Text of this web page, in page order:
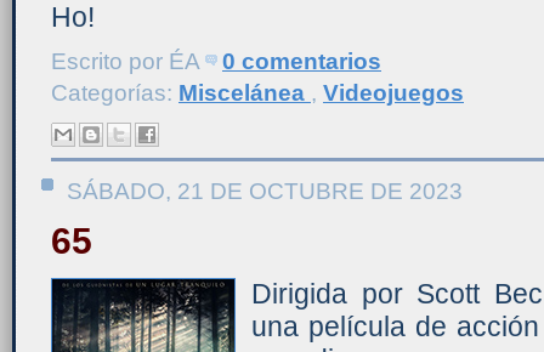
Ho!
Escrito por ÉA
0 comentarios
Categorías: Miscelánea , Videojuegos
SÁBADO, 21 DE OCTUBRE DE 2023
65
Dirigida por Scott
una película de